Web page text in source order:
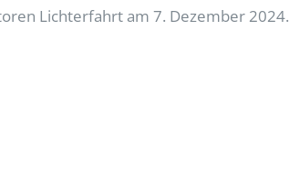
Lichterfahrt am 7. Dezember 2024.